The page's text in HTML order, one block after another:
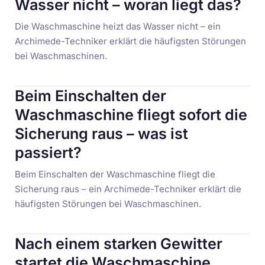
Wasser nicht – woran liegt das?
Die Waschmaschine heizt das Wasser nicht – ein
Archimede-Techniker erklärt die häufigsten Störungen
bei Waschmaschinen.
Beim Einschalten der
Waschmaschine fliegt sofort die
Sicherung raus – was ist
passiert?
Beim Einschalten der Waschmaschine fliegt die
Sicherung raus – ein Archimede-Techniker erklärt die
häufigsten Störungen bei Waschmaschinen.
Nach einem starken Gewitter